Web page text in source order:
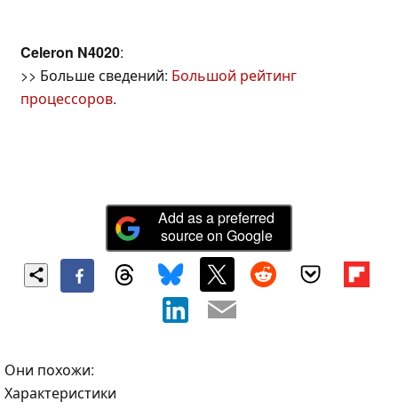
Celeron N4020:
>> Больше сведений: Большой рейтинг
процессоров.
Add as a preferred
source on Google
Они похожи:
Характеристики